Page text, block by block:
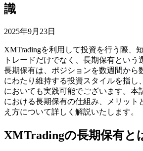
識
2025年9月23日
XMTradingを利用して投資を行う際、
トレードだけでなく、長期保有という
長期保有は、ポジションを数週間から
にわたり維持する投資スタイルを指し
においても実践可能でございます。本
における長期保有の仕組み、メリット
え方について詳しく解説いたします。
XMTradingの長期保有と